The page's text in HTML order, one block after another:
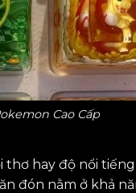
Cao Cấp
hay độ nổi
đón nằm ở khả